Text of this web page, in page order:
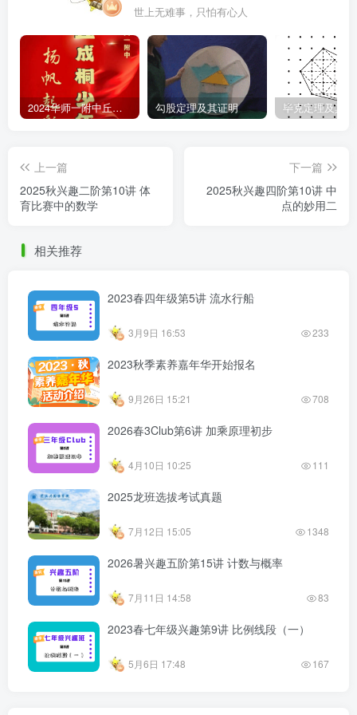
世上无难事，只怕有心人
2024华师一附中丘班游园考试真题 勾股定理及其证明 毕克定理及其
上一篇
2025秋兴趣二阶第10讲 体
育比赛中的数学
下一篇
2025秋兴趣四阶第10讲 中
点的妙用二
相关推荐
2023春四年级第5讲 流水行船
3月9日 16:53 233
2023秋季素养嘉年华开始报名
9月26日 15:21 708
2026春3Club第6讲 加乘原理初步
4月10日 10:25 111
2025龙班选拔考试真题
7月12日 15:05 1348
2026暑兴趣五阶第15讲 计数与概率
7月11日 14:58 83
2023春七年级兴趣第9讲 比例线段（一）
5月6日 17:48 167